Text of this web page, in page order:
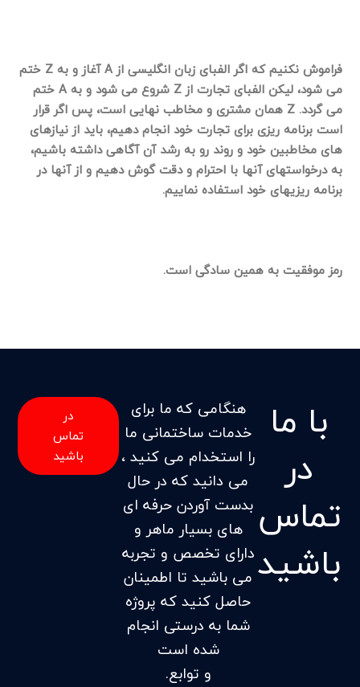
فراموش نکنیم که اگر الفبای زبان انگلیسی ازAآغاز و بهZ ختم
می شود، لیکن الفبای تجارت ازZ شروع می شود و بهAختم
می گردد.Z همان مشتری و مخاطب نهایی است، پس اگر قرار
است برنامه ریزی برای تجارت خود انجام دهیم، باید از نیازهای
های مخاطبین خود و روند رو به رشد آن آگاهی داشته باشیم،
به درخواستهای آنها با احترام و دقت گوش دهیم و از آنها در
برنامه ریزیهای خود استفاده نماییم.
رمز موفقیت به همین سادگی است.
با ما
در
تماس
باشید
هنگامی که ما برای
خدمات ساختمانی ما
را استخدام می کنید ،
می دانید که در حال
بدست آوردن حرفه ای
های بسیار ماهر و
دارای تخصص و تجربه
می باشید تا اطمینان
حاصل کنید که پروژه
شما به درستی انجام
شده است
و توابع.
در
تماس
باشید